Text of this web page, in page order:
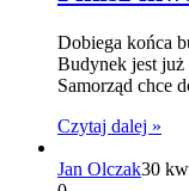
Dobiega końca
Budynek jest
Samorząd chce
Czytaj dalej »
Jan Olczak30